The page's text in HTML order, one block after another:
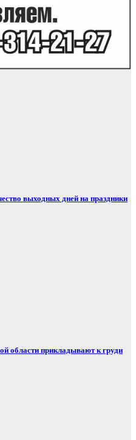
выходных дней на праздники
области прикладывают к груди